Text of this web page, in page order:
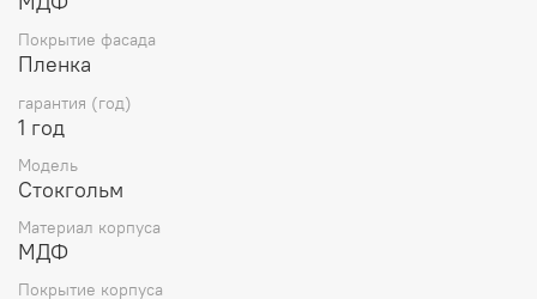
Покрытие фасада
Пленка
гарантия (год)
1 год
Модель
Стокгольм
Материал корпуса
МДФ
Покрытие корпуса